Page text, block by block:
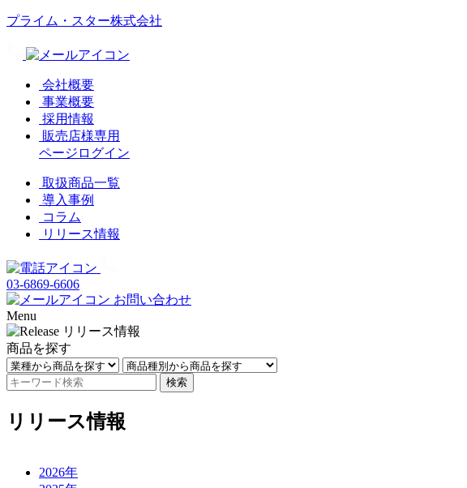
プライム・スター株式会社
会社概要
事業概要
採用情報
販売店様専用
ページログイン
取扱商品一覧
導入事例
コラム
リリース情報
03-6869-6606
お問い合わせ
Menu
商品を探す
検索
リリース情報
2026年